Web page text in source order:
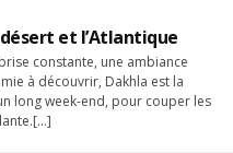
et l’Atlantique
constante, une ambiance
à découvrir, Dakhla est la
long week-end, pour couper les